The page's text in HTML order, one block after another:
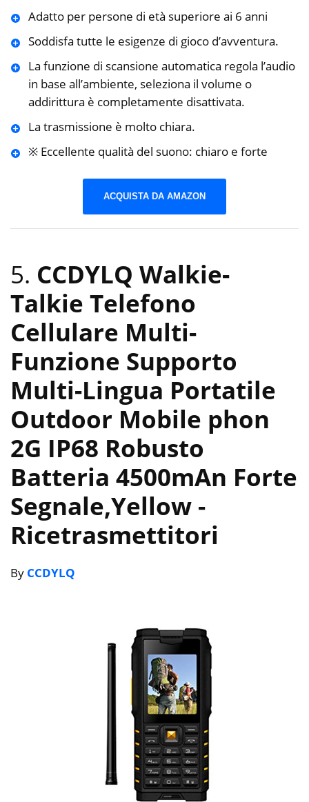
Adatto per persone di età superiore ai 6 anni
Soddisfa tutte le esigenze di gioco d’avventura.
La funzione di scansione automatica regola l’audio
in base all’ambiente, seleziona il volume o
addirittura è completamente disattivata.
La trasmissione è molto chiara.
※ Eccellente qualità del suono: chiaro e forte
ACQUISTA DA AMAZON
5. CCDYLQ Walkie-
Talkie Telefono
Cellulare Multi-
Funzione Supporto
Multi-Lingua Portatile
Outdoor Mobile phon
2G IP68 Robusto
Batteria 4500mAn Forte
Segnale,Yellow -
Ricetrasmettitori
By CCDYLQ